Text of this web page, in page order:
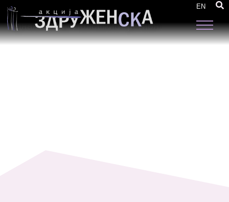
EN
одлучувањето и промоцијата на родовата
еднаквост во Полошкиот регион“